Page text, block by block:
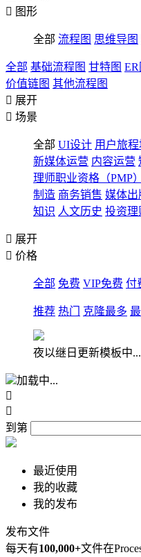
 图形
全部 流程图 思维导图
全部 基础流程图 甘特图 ER
价值链图 其他流程图
 展开
 场景
全部 UI设计 用户旅程
新媒体运营 内容运营
理师职业资格（PMP）
制造 商务销售 媒体出
知识 人文历史 投资理
 展开
 价格
全部 免费 VIP免费 付
推荐 热门 克隆最多
夜以继日更新模板中...
加载中...


到第
最近使用
我的收藏
我的发布
发布文件
每天有100,000+文件在